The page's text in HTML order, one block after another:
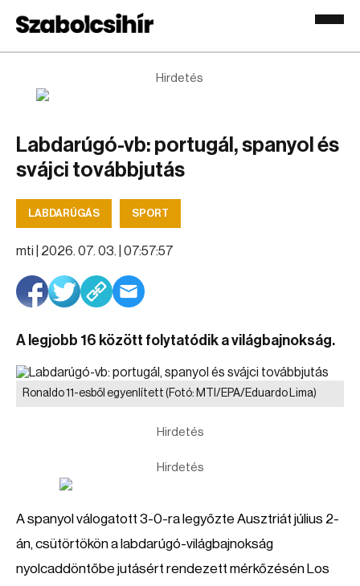
Hirdetés
Labdarúgó-vb: portugál, spanyol és
svájci továbbjutás
LABDARÚGÁS SPORT
mti | 2026. 07. 03. | 07:57:57
A legjobb 16 között folytatódik a világbajnokság.
Ronaldo 11-esből egyenlített (Fotó: MTI/EPA/Eduardo Lima)
Hirdetés
Hirdetés
A spanyol válogatott 3-0-ra legyőzte Ausztriát július 2-
án, csütörtökön a labdarúgó-világbajnokság
nyolcaddöntőbe jutásért rendezett mérkőzésén Los